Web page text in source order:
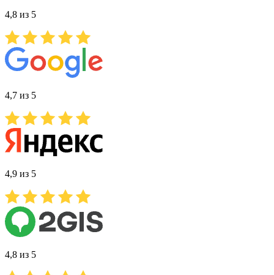
4,8 из 5
4,7 из 5
4,9 из 5
4,8 из 5